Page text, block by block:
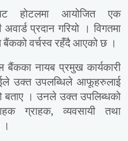
होटलमा आयोजित एक
प्रदान गरियो । विगतमा
बैंकको वर्चस्व रहँदै आएको छ ।
बैंकका नायब प्रमुख कार्यकारी
उक्त उपलब्धिले आफूहरुलाई
बताए । उनले उक्त उपलिब्धको
ग्राहक, व्यवसायी तथा